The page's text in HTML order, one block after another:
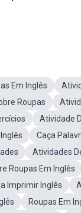
Em Inglês
Roupas
Atividade
Caça
Atividades
Roupas Em Inglês
Imprimir Inglês
Roupas Em